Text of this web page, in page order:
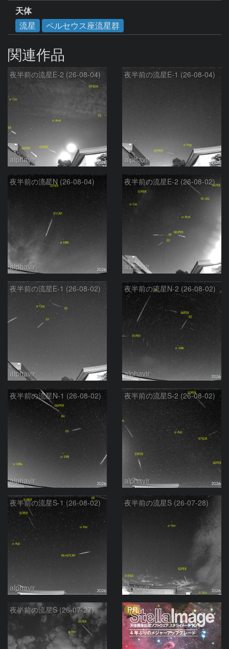
天体
流星
ペルセウス座流星群
関連作品
夜半前の流星E-2 (26-08-04)
alphavir
夜半前の流星E-1 (26-08-04)
alphavir
夜半前の流星N (26-08-04)
alphavir
夜半前の流星E-2 (26-08-02)
alphavir
夜半前の流星E-1 (26-08-02)
alphavir
夜半前の流星N-2 (26-08-02)
alphavir
夜半前の流星N-1 (26-08-02)
alphavir
夜半前の流星S-2 (26-08-02)
alphavir
夜半前の流星S-1 (26-08-02)
alphavir
夜半前の流星S (26-07-28)
alphavir
夜半前の流星S (26-07-27) PR